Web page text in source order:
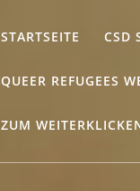
STARTSEITE CSD
QUEER REFUGEES
ZUM